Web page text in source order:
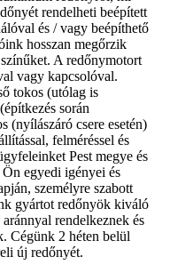
rendelheti beépített
és / vagy beépíthető
hosszan megőrzik
A redőnymotort
vagy kapcsolóval.
tokos (utólag is
során
(nyílászáró csere esetén)
felméréssel és
Pest megye és
egyedi igényei és
személyre szabott
gyártot redőnyök kiváló
rendelkeznek és
Cégünk 2 héten belül
új redőnyét.